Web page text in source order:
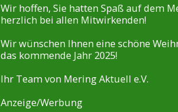
Wir hoffen, Sie hatten Spaß auf dem
herzlich bei allen Mitwirkenden!
Wir wünschen Ihnen eine schöne
das kommende Jahr 2025!
Ihr Team von Mering Aktuell e.V.
Anzeige/Werbung